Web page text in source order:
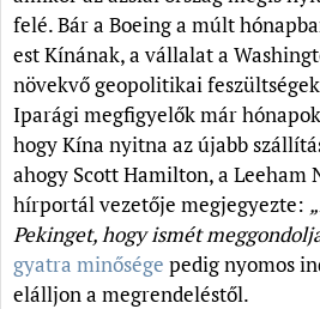
felé. Bár a Boeing a múlt
est Kínának, a vállalat a
növekvő geopolitikai
Iparági megfigyelők már
hogy Kína nyitna az újabb
ahogy Scott Hamilton, a Leeham
hírportál vezetője megjegyezte:
Pekinget, hogy ismét
gyatra minősége pedig nyomos
elálljon a megrendeléstől.